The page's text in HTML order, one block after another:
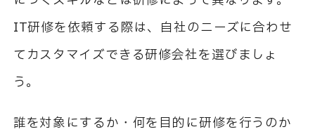
IT研修を依頼する際は、自社のニーズに合わせ
てカスタマイズできる研修会社を選びましょ
う。
誰を対象にするか・何を目的に研修を行うのか